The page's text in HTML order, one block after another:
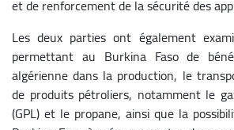
et de renforcement de la sécurité des
Les deux parties ont également
permettant au Burkina Faso de
algérienne dans la production, le
de produits pétroliers, notamment le
(GPL) et le propane, ainsi que la